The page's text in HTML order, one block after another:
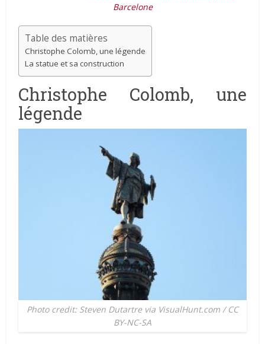
Barcelone
Table des matières
Christophe Colomb, une légende
La statue et sa construction
Christophe Colomb, une
légende
Photo credit: Steven Dutartre via VisualHunt.com / CC
BY-NC-SA